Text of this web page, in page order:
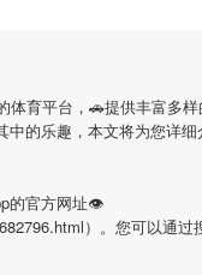
体育平台，🚗提供丰富多
中的乐趣，本文将为您详细
的官方网址👁
）。您可以通